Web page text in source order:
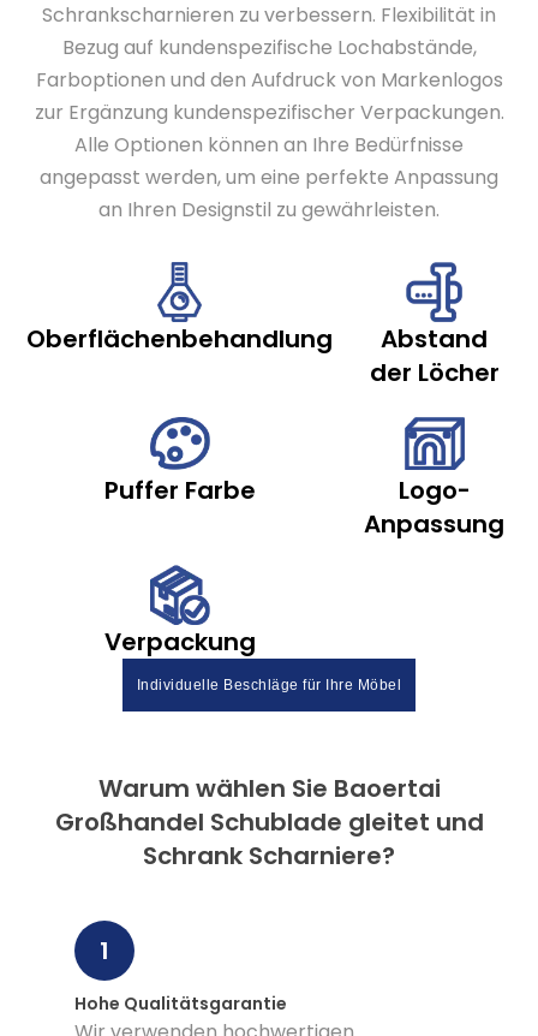
Schrankscharnieren zu verbessern. Flexibilität in
Bezug auf kundenspezifische Lochabstände,
Farboptionen und den Aufdruck von Markenlogos
zur Ergänzung kundenspezifischer Verpackungen.
Alle Optionen können an Ihre Bedürfnisse
angepasst werden, um eine perfekte Anpassung
an Ihren Designstil zu gewährleisten.
Oberflächenbehandlung
Abstand
der Löcher
Puffer Farbe
Logo-
Anpassung
Verpackung
Individuelle Beschläge für Ihre Möbel
Warum wählen Sie Baoertai
Großhandel Schublade gleitet und
Schrank Scharniere?
1
Hohe Qualitätsgarantie